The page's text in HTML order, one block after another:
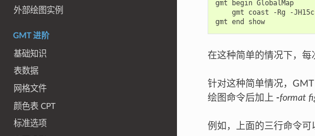
外部绘图实例
GMT 进阶
基础知识
表数据
网格文件
颜色表 CPT
标准选项
gmt begin
GlobalMap
gmt
coast -Rg -JH15c
gmt end show
在这种简单的情况下，每
针对这种简单情况，
绘图命令后加上 -format
例如，上面的三行命令可